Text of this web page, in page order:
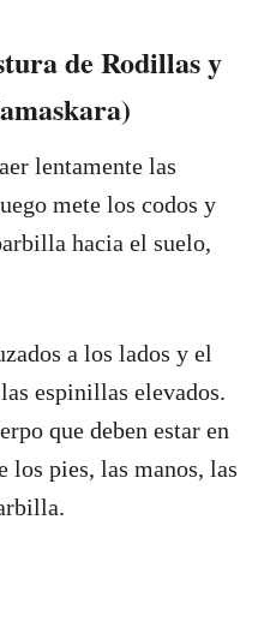
de Rodillas y
lentamente las
mete los codos y
hacia el suelo,
a los lados y el
espinillas elevados.
que deben estar en
los pies, las manos, las